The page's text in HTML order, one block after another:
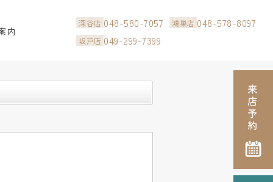
内
深谷店 048-580-7057 鴻巣店 048-578-8097
坂戸店 049-299-7399